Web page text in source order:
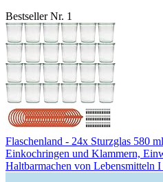
Bestseller Nr. 1
Flaschenland - 24x Sturzglas 580
Einkochringen und Klammern,
Haltbarmachen von Lebensmitteln